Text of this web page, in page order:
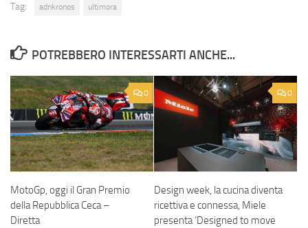
Tag: adnkronos ultimora
POTREBBERO INTERESSARTI ANCHE...
0
MotoGp, oggi il Gran Premio
della Repubblica Ceca –
Diretta
0
Design week, la cucina diventa
ricettiva e connessa , Miele
presenta ‘Designed to move